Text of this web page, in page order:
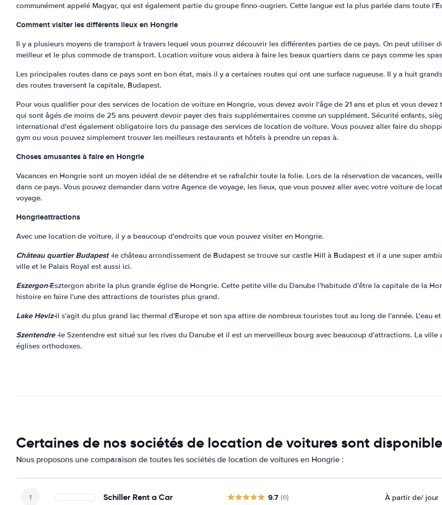
communément appelé Magyar, qui est également partie du groupe finno-ougrien. Cette langue est la plus parlée dans toute
Comment visiter les différents lieux en Hongrie
Il y a plusieurs moyens de transport à travers lequel vous pourrez découvrir les différentes parties de ce pays. On peut
meilleur et le plus commode de transport. Location voiture vous aidera à faire les beaux quartiers dans ce pays comme les
Les principales routes dans ce pays sont en bon état, mais il y a certaines routes qui ont une surface rugueuse. Il y a huit
des routes traversent la capitale, Budapest.
Pour vous qualifier pour des services de location de voiture en Hongrie, vous devez avoir l'âge de 21 ans et plus et vous
qui sont âgés de moins de 25 ans peuvent devoir payer des frais supplémentaires comme un supplément. Sécurité enfants,
international d'est également obligatoire lors du passage des services de location de voiture. Vous pouvez aller faire du
gym ou vous pouvez simplement trouver les meilleurs restaurants et hôtels à prendre un repas à.
Choses amusantes à faire en Hongrie
Vacances en Hongrie sont un moyen idéal de se détendre et se rafraîchir toute la folie. Lors de la réservation de vacances,
dans ce pays. Vous pouvez demander dans votre Agence de voyage, les lieux, que vous pouvez aller avec votre voiture de
voyage.
Hongrieattractions
Avec une location de voiture, il y a beaucoup d'endroits que vous pouvez visiter en Hongrie.
Château quartier Budapest -le château arrondissement de Budapest se trouve sur castle Hill à Budapest et il a une super
ville et le Palais Royal est aussi ici.
Eszergon-Esztergon abrite la plus grande église de Hongrie. Cette petite ville du Danube l'habitude d'être la capitale de la
histoire en faire l'une des attractions de touristes plus grand.
Lake Heviz-il s'agit du plus grand lac thermal d'Europe et son spa attire de nombreux touristes tout au long de l'année. L'eau
Szentendre -le Szentendre est situé sur les rives du Danube et il est un merveilleux bourg avec beaucoup d'attractions. La
églises orthodoxes.
Certaines de nos sociétés de location de voitures sont
Nous proposons une comparaison de toutes les sociétés de location de voitures en Hongrie :
Schiller Rent a Car 9.7 (6) À partir de/ jour